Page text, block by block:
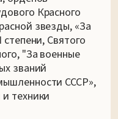
Красного
звезды, «За
Святого
"За военные
званий
СССР»,
техники